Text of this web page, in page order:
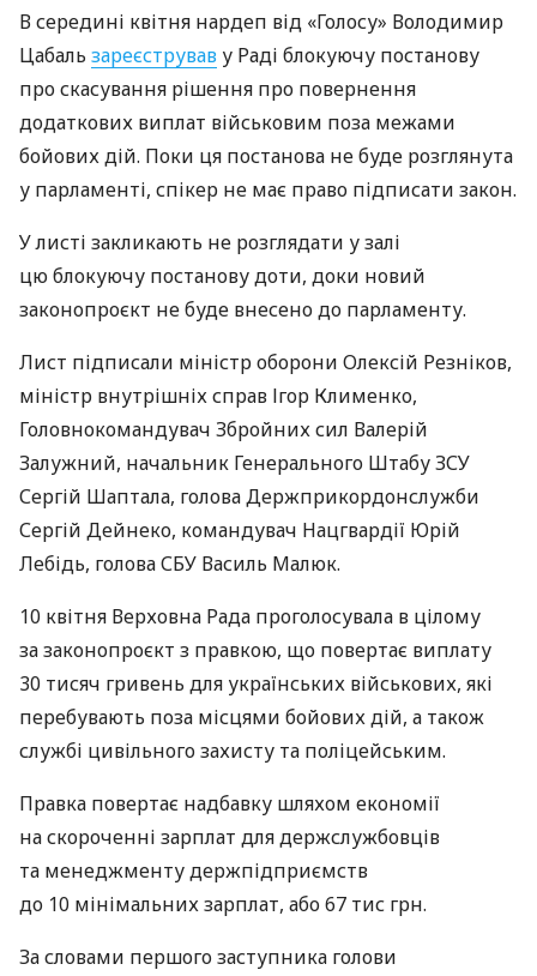
В середині квітня нардеп від «Голосу» Володимир
Цабаль зареєстрував у Раді блокуючу постанову
про скасування рішення про повернення
додаткових виплат військовим поза межами
бойових дій. Поки ця постанова не буде розглянута
у парламенті, спікер не має право підписати закон.
У листі закликають не розглядати у залі
цю блокуючу постанову доти, доки новий
законопроєкт не буде внесено до парламенту.
Лист підписали міністр оборони Олексій Резніков,
міністр внутрішніх справ Ігор Клименко,
Головнокомандувач Збройних сил Валерій
Залужний, начальник Генерального Штабу ЗСУ
Сергій Шаптала, голова Держприкордонслужби
Сергій Дейнеко, командувач Нацгвардії Юрій
Лебідь, голова СБУ Василь Малюк.
10 квітня Верховна Рада проголосувала в цілому
за законопроєкт з правкою, що повертає виплату
30 тисяч гривень для українських військових, які
перебувають поза місцями бойових дій, а також
службі цивільного захисту та поліцейським.
Правка повертає надбавку шляхом економії
на скороченні зарплат для держслужбовців
та менеджменту держпідприємств
до 10 мінімальних зарплат, або 67 тис грн.
За словами першого заступника голови